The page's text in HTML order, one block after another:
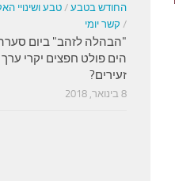
החודש בטבע /טבע ושינויי
/ קשר יומי
"הבהלה לזהב" ביום
הים פולט חפצים יקרי ערך
זעירים?
8 בינואר, 2018